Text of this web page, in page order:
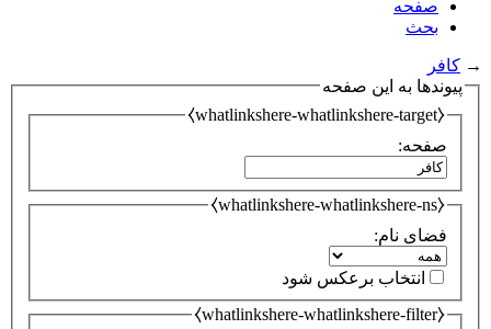
صفحه
بحث
→ کافر
پیوندها به این صفحه
⧼whatlinkshere-whatlinkshere-target⧽
صفحه:
⧼whatlinkshere-whatlinkshere-ns⧽
فضای نام:
انتخاب برعکس شود
⧼whatlinkshere-whatlinkshere-filter⧽